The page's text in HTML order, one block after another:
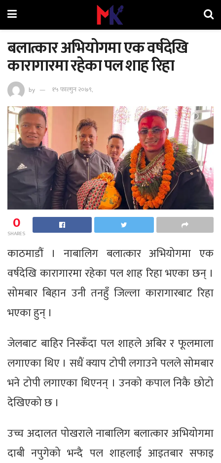
बलात्कार अभियोगमा एक वर्षदेखि
कारागारमा रहेका पल शाह रिहा
by १५ फाल्गुन २०७९,
0
SHARES
काठमाडौं । नाबालिग बलात्कार अभियोगमा एक
वर्षदेखि कारागारमा रहेका पल शाह रिहा भएका छन् ।
सोमबार बिहान उनी तनहुँ जिल्ला कारागारबाट रिहा
भएका हुन् ।
जेलबाट बाहिर निस्कँदा पल शाहले अबिर र फूलमाला
लगाएका थिए । सधैं क्याप टोपी लगाउने पलले सोमबार
भने टोपी लगाएका थिएनन् । उनको कपाल निकै छोटो
देखिएको छ ।
उच्च अदालत पोखराले नाबालिग बलात्कार अभियोगमा
दाबी नपुगेको भन्दै पल शाहलाई आइतबार सफाइ